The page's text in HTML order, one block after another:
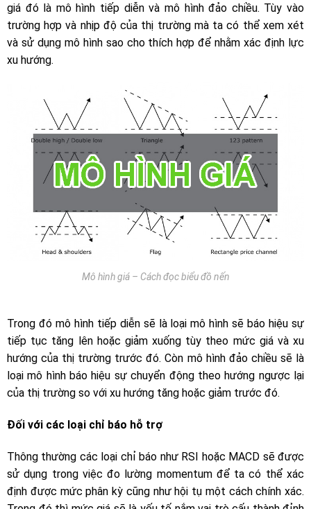
giá đó là mô hình tiếp diễn và mô hình đảo chiều. Tùy vào
trường hợp và nhịp độ của thị trường mà ta có thể xem xét
và sử dụng mô hình sao cho thích hợp để nhằm xác định lực
xu hướng.
Mô hình giá – Cách đọc biểu đồ nến
Trong đó mô hình tiếp diễn sẽ là loại mô hình sẽ báo hiệu sự
tiếp tục tăng lên hoặc giảm xuống tùy theo mức giá và xu
hướng của thị trường trước đó. Còn mô hình đảo chiều sẽ là
loại mô hình báo hiệu sự chuyển động theo hướng ngược lại
của thị trường so với xu hướng tăng hoặc giảm trước đó.
Đối với các loại chỉ báo hỗ trợ
Thông thường các loại chỉ báo như RSI hoặc MACD sẽ được
sử dụng trong việc đo lường momentum để ta có thể xác
định được mức phân kỳ cũng như hội tụ một cách chính xác.